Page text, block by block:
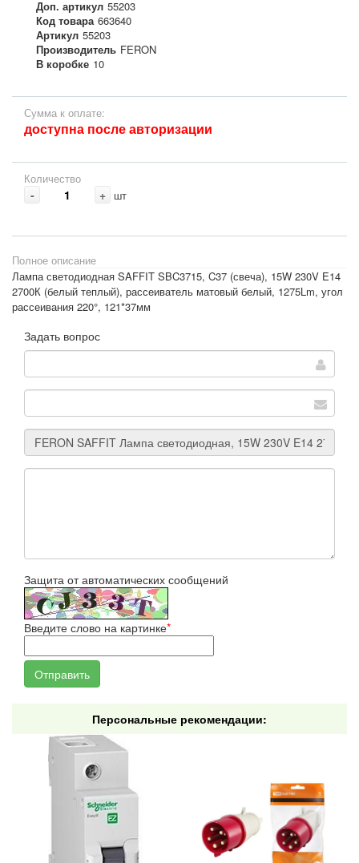
Доп. артикул 55203
Код товара 663640
Артикул 55203
Производитель FERON
В коробке 10
Сумма к оплате:
доступна после авторизации
Количество
- + шт
Полное описание
Лампа светодиодная SAFFIT SBC3715, C37 (свеча), 15W 230V E14
2700К (белый теплый), рассеиватель матовый белый, 1275Lm, угол
рассеивания 220°, 121*37мм
Задать вопрос
Защита от автоматических сообщений
Введите слово на картинке*
Персональные рекомендации: